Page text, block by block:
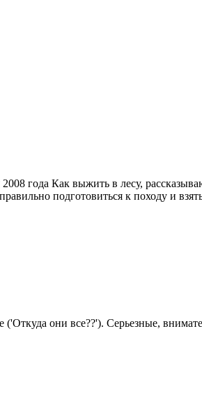
года Как выжить в лесу,
подготовиться к походу и
они все??'). Серьезные,